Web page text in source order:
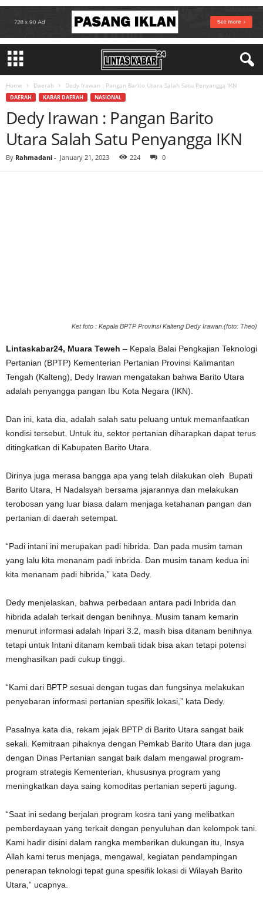
Home Daerah Dedy Irawan : Pangan Barito Utara Salah Satu Penyangga IKN
DAERAH KABAR DAERAH NASIONAL
Dedy Irawan : Pangan Barito
Utara Salah Satu Penyangga IKN
By Rahmadani - January 21, 2023 224 0
Ket foto : Kepala BPTP Provinsi Kalteng Dedy Irawan.(foto: Theo)
Lintaskabar24, Muara Teweh – Kepala Balai Pengkajian Teknologi
Pertanian (BPTP) Kementerian Pertanian Provinsi Kalimantan
Tengah (Kalteng), Dedy Irawan mengatakan bahwa Barito Utara
adalah penyangga pangan Ibu Kota Negara (IKN).
Dan ini, kata dia, adalah salah satu peluang untuk memanfaatkan
kondisi tersebut. Untuk itu, sektor pertanian diharapkan dapat terus
ditingkatkan di Kabupaten Barito Utara.
Dirinya juga merasa bangga apa yang telah dilakukan oleh Bupati
Barito Utara, H Nadalsyah bersama jajarannya dan melakukan
terobosan yang luar biasa dalam menjaga ketahanan pangan dan
pertanian di daerah setempat.
“Padi intani ini merupakan padi hibrida. Dan pada musim taman
yang lalu kita menanam padi inbrida. Dan musim tanam kedua ini
kita menanam padi hibrida,” kata Dedy.
Dedy menjelaskan, bahwa perbedaan antara padi Inbrida dan
hibrida adalah terkait dengan benihnya. Musim tanam kemarin
menurut informasi adalah Inpari 3.2, masih bisa ditanam benihnya
tetapi untuk Intani ditanam kembali tidak bisa akan tetapi potensi
menghasilkan padi cukup tinggi.
“Kami dari BPTP sesuai dengan tugas dan fungsinya melakukan
penyebaran informasi pertanian spesifik lokasi,” kata Dedy.
Pasalnya kata dia, rekam jejak BPTP di Barito Utara sangat baik
sekali. Kemitraan pihaknya dengan Pemkab Barito Utara dan juga
dengan Dinas Pertanian sangat baik dalam mengawal program-
program strategis Kementerian, khususnya program yang
meningkatkan daya saing komoditas pertanian seperti jagung.
“Saat ini sedang berjalan program kosra tani yang melibatkan
pemberdayaan yang terkait dengan penyuluhan dan kelompok tani.
Kami hadir disini dalam rangka memberikan dukungan itu, Insya
Allah kami terus menjaga, mengawal, kegiatan pendampingan
penerapan teknologi tepat guna spesifik lokasi di Wilayah Barito
Utara,” ucapnya.